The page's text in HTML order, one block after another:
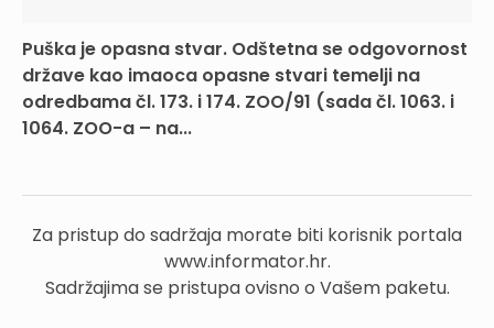
Puška je opasna stvar. Odštetna se odgovornost
države kao imaoca opasne stvari temelji na
odredbama čl. 173. i 174. ZOO/91 (sada čl. 1063. i
1064. ZOO-a – na...
Za pristup do sadržaja morate biti korisnik portala
www.informator.hr.
Sadržajima se pristupa ovisno o Vašem paketu.